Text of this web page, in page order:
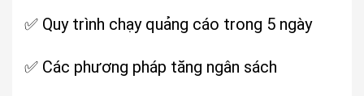
✅ Quy trình chạy quảng cáo trong 5 ngày
✅ Các phương pháp tăng ngân sách